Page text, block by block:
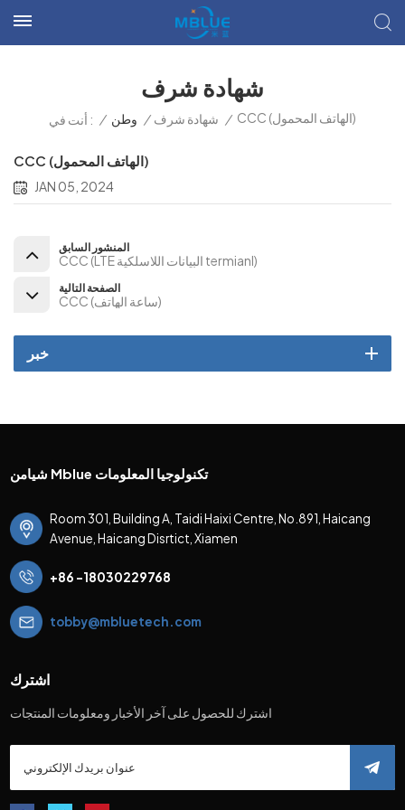
شهادة شرف
أنت في : / وطن / شهادة شرف / CCC (الهاتف المحمول)
CCC (الهاتف المحمول)
JAN 05, 2024
المنشور السابق
CCC (LTE البيانات اللاسلكية termianl)
الصفحة التالية
CCC (ساعة الهاتف)
خبر
شيامن Mblue تكنولوجيا المعلومات
Room 301, Building A, Taidi Haixi Centre, No.891, Haicang
Avenue, Haicang Disrtict, Xiamen
+86 -18030229768
tobby@mbluetech.com
اشترك
اشترك للحصول على آخر الأخبار ومعلومات المنتجات